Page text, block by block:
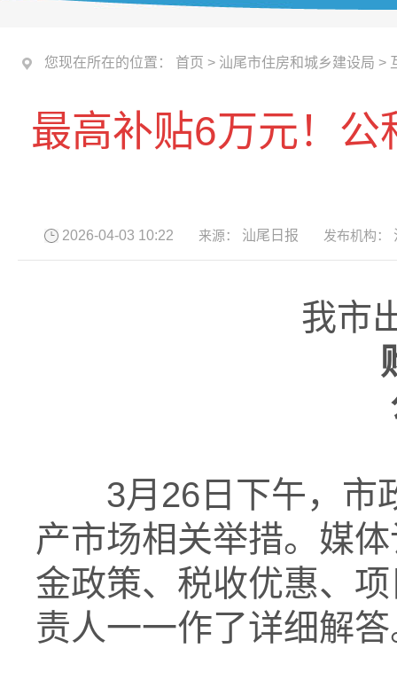
您现在所在的位置： 首页 > 汕尾市住房和城乡建设局 >
最高补贴6万元！
2026-04-03 10:22 来源： 汕尾日报 发布机构：
我市
3月26日下午，市
产市场相关举措。媒
金政策、税收优惠、
责人一一作了详细解